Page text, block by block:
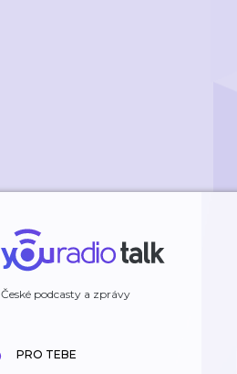
České podcasty a zprávy
PRO TEBE